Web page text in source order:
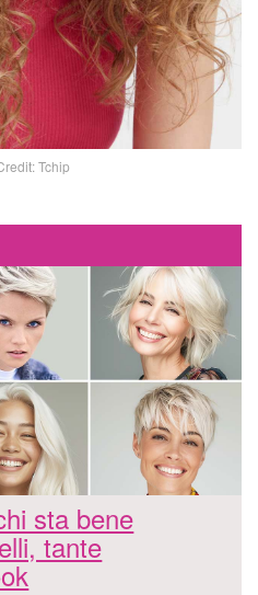
Tchip
sta bene
tante